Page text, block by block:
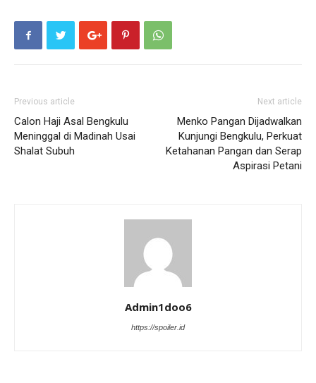
Previous article
Calon Haji Asal Bengkulu
Meninggal di Madinah Usai
Shalat Subuh
Next article
Menko Pangan Dijadwalkan
Kunjungi Bengkulu, Perkuat
Ketahanan Pangan dan Serap
Aspirasi Petani
Admin1doo6
https://spoiler.id